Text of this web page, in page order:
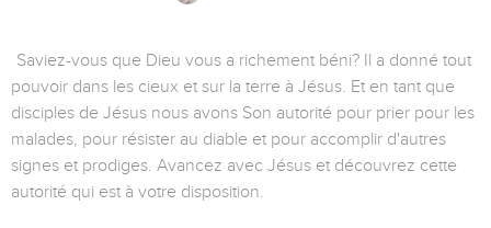
Saviez-vous que Dieu vous a richement béni? Il a donné tout
pouvoir dans les cieux et sur la terre à Jésus. Et en tant que
disciples de Jésus nous avons Son autorité pour prier pour les
malades, pour résister au diable et pour accomplir d'autres
signes et prodiges. Avancez avec Jésus et découvrez cette
autorité qui est à votre disposition.